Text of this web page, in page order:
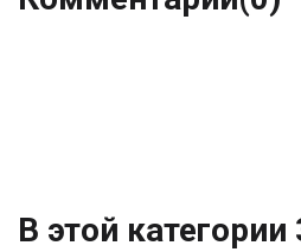
В этой категории